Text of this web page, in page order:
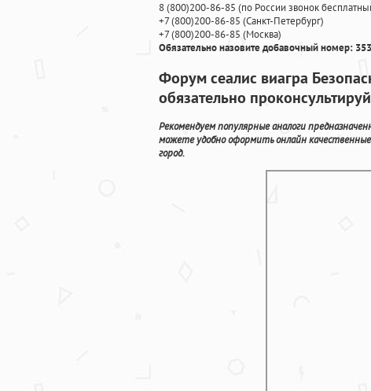
8(800)200-86-85 (по России звонок
+7(800)200-86-85 (Санкт-Петербург)
+7(800)200-86-85 (Москва)
Обязательно назовите добавочный номер:
Форум сеалис виагра
обязательно
Рекомендуем популярные аналоги
можете удобно оформить онлайн
город.